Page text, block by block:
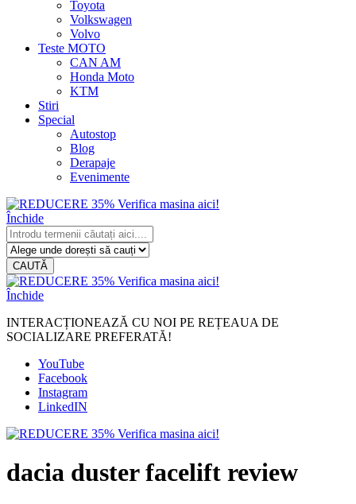
Toyota
Volkswagen
Volvo
Teste MOTO
CAN AM
Honda Moto
KTM
Stiri
Special
Autostop
Blog
Derapaje
Evenimente
Închide
CAUTĂ
Închide
INTERACȚIONEAZĂ CU NOI PE REȚEAUA DE
SOCIALIZARE PREFERATĂ!
YouTube
Facebook
Instagram
LinkedIN
dacia duster facelift review